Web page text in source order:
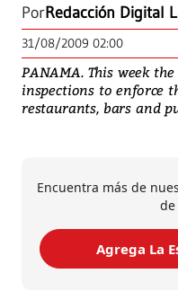
PorRedacción Digital
31/08/2009 02:00
PANAMA. This week
inspections to enforce
restaurants, bars and
Encuentra más de
Agrega La